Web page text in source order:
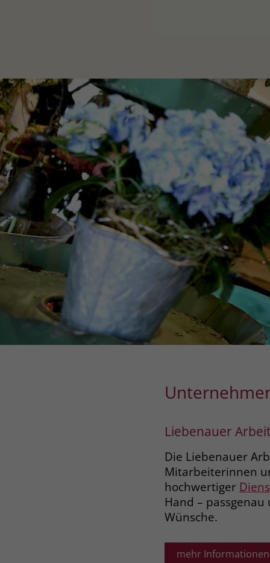
Liebenauer
Die Liebenauer
Mitarbeiterinnen
hochwertiger
Hand –
Wünsche.
mehr Informationen